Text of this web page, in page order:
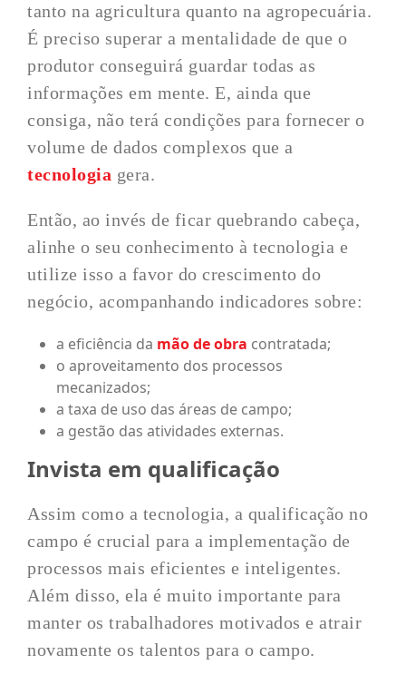
tanto na agricultura quanto na agropecuária.
É preciso superar a mentalidade de que o
produtor conseguirá guardar todas as
informações em mente. E, ainda que
consiga, não terá condições para fornecer o
volume de dados complexos que a
tecnologia gera.
Então, ao invés de ficar quebrando cabeça,
alinhe o seu conhecimento à tecnologia e
utilize isso a favor do crescimento do
negócio, acompanhando indicadores sobre:
a eficiência da mão de obra contratada;
o aproveitamento dos processos
mecanizados;
a taxa de uso das áreas de campo;
a gestão das atividades externas.
Invista em qualificação
Assim como a tecnologia, a qualificação no
campo é crucial para a implementação de
processos mais eficientes e inteligentes.
Além disso, ela é muito importante para
manter os trabalhadores motivados e atrair
novamente os talentos para o campo.